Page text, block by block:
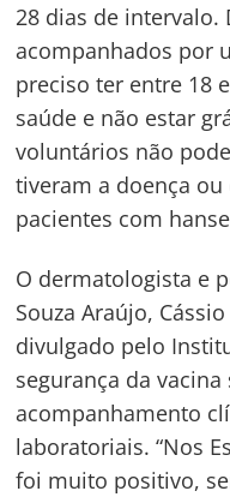
28 dias de intervalo.
acompanhados por
preciso ter entre 18
saúde e não estar
voluntários não
tiveram a doença
pacientes com
O dermatologista e
Souza Araújo,
divulgado pelo
segurança da
acompanhamento
laboratoriais. “Nos
foi muito positivo,